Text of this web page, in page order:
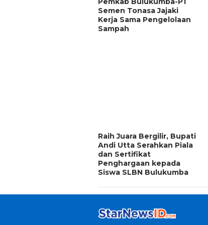
Semen Tonasa Jajaki
Kerja Sama Pengelolaan
Sampah
REDAKSI
KODE ETIK